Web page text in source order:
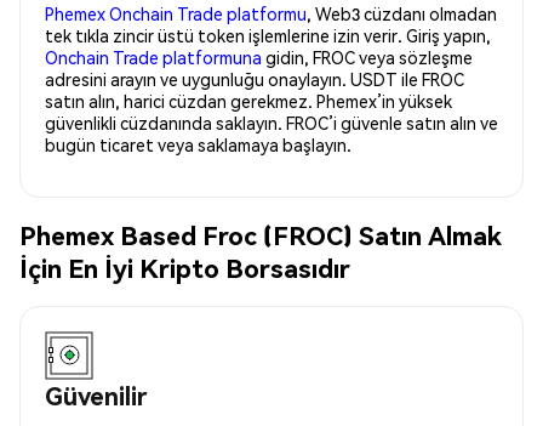
Phemex Onchain Trade platformu, Web3 cüzdanı olmadan
tek tıkla zincir üstü token işlemlerine izin verir. Giriş yapın,
Onchain Trade platformuna gidin, FROC veya sözleşme
adresini arayın ve uygunluğu onaylayın. USDT ile FROC
satın alın, harici cüzdan gerekmez. Phemex’in yüksek
güvenlikli cüzdanında saklayın. FROC’i güvenle satın alın ve
bugün ticaret veya saklamaya başlayın.
Phemex Based Froc (FROC) Satın Almak
İçin En İyi Kripto Borsasıdır
Güvenilir